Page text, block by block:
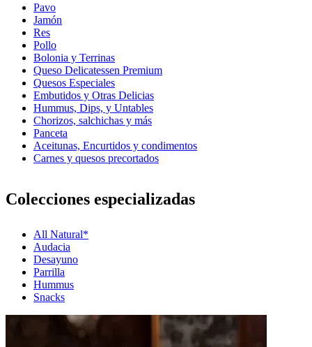
Pavo
Jamón
Res
Pollo
Bolonia y Terrinas
Queso Delicatessen Premium
Quesos Especiales
Embutidos y Otras Delicias
Hummus, Dips, y Untables
Chorizos, salchichas y más
Panceta
Aceitunas, Encurtidos y condimentos
Carnes y quesos precortados
Colecciones especializadas
All Natural*
Audacia
Desayuno
Parrilla
Hummus
Snacks